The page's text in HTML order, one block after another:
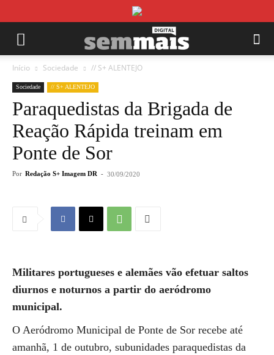
Início Sociedade // S+ ALENTEJO
Sociedade // S+ ALENTEJO
Paraquedistas da Brigada de
Reação Rápida treinam em
Ponte de Sor
Por Redação S+ Imagem DR - 30/09/2020
Militares portugueses e alemães vão efetuar saltos
diurnos e noturnos a partir do aeródromo
municipal.
O Aeródromo Municipal de Ponte de Sor recebe até
amanhã, 1 de outubro, subunidades paraquedistas da